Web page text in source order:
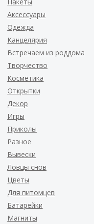
Аксессуары
Одежда
Канцелярия
Встречаем из роддома
Творчество
Косметика
Открытки
Декор
Игры
Приколы
Разное
Вывески
Ловцы снов
Цветы
Для питомцев
Батарейки
Магниты